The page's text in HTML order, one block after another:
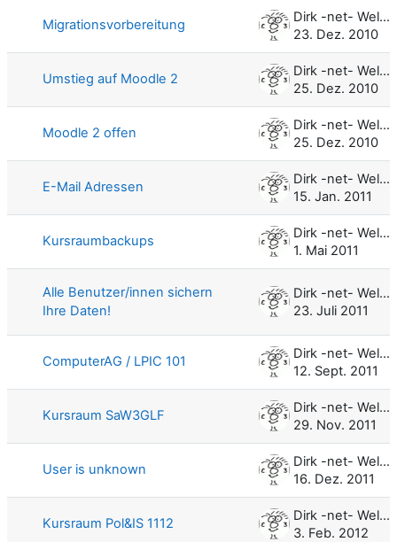
Migrationsvorbereitung
Dirk -net- Weller
23. Dez. 2010
Umstieg auf Moodle 2
Dirk -net- Weller
25. Dez. 2010
Moodle 2 offen
Dirk -net- Weller
25. Dez. 2010
E-Mail Adressen
Dirk -net- Weller
15. Jan. 2011
Kursraumbackups
Dirk -net- Weller
1. Mai 2011
Alle Benutzer/innen sichern
Ihre Daten!
Dirk -net- Weller
23. Juli 2011
ComputerAG / LPIC 101
Dirk -net- Weller
12. Sept. 2011
Kursraum SaW3GLF
Dirk -net- Weller
29. Nov. 2011
User is unknown
Dirk -net- Weller
16. Dez. 2011
Kursraum Pol&IS 1112
Dirk -net- Weller
3. Feb. 2012